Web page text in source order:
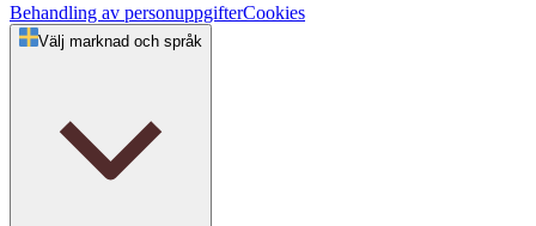
Behandling av personuppgifterCookies
Välj marknad och språk